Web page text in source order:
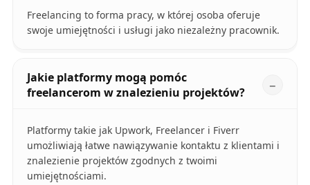
Freelancing to forma pracy, w której osoba oferuje
swoje umiejętności i usługi jako niezależny pracownik.
Jakie platformy mogą pomóc
freelancerom w znalezieniu projektów?
Platformy takie jak Upwork, Freelancer i Fiverr
umożliwiają łatwe nawiązywanie kontaktu z klientami i
znalezienie projektów zgodnych z twoimi
umiejętnościami.